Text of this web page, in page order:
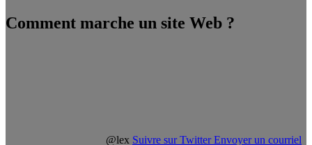
Comment marche un site Web ?
@lex Suivre sur Twitter Envoyer un courriel